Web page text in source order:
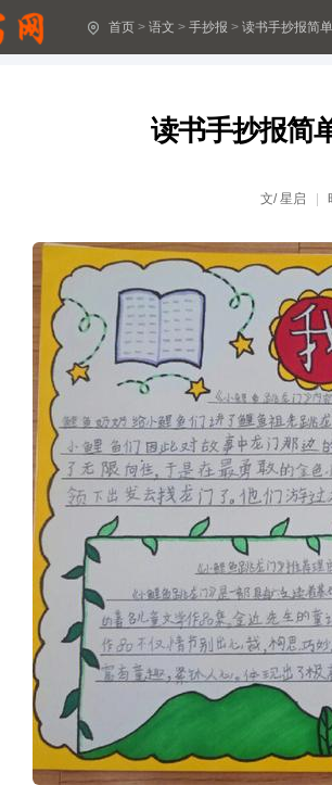
首页 > 语文 > 手抄报 > 读书手抄报简
读书手抄报简
文/星启
读书小报手抄报简单又漂亮 手抄报模板大全
全10000种步骤
单又好学的折纸
好玩的折纸作品
屁屁简笔画
简单手抄报 简单手抄报